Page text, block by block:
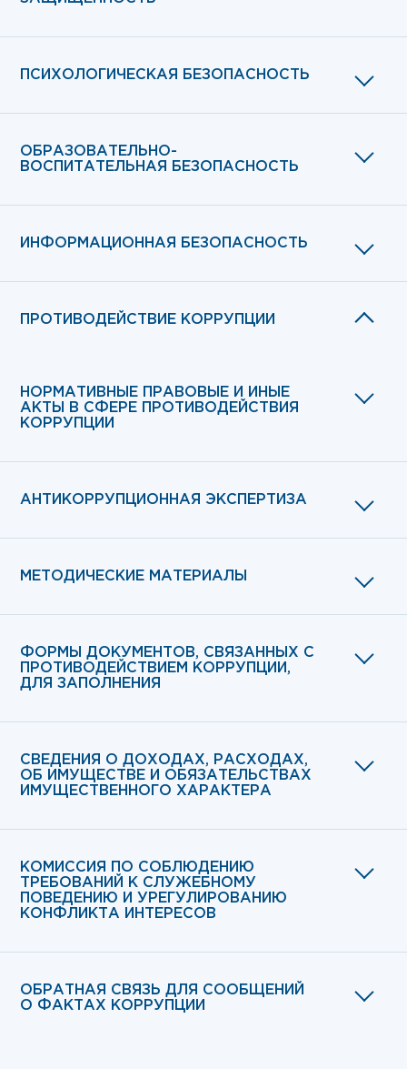
ПСИХОЛОГИЧЕСКАЯ БЕЗОПАСНОСТЬ
ОБРАЗОВАТЕЛЬНО-
ВОСПИТАТЕЛЬНАЯ БЕЗОПАСНОСТЬ
ИНФОРМАЦИОННАЯ БЕЗОПАСНОСТЬ
ПРОТИВОДЕЙСТВИЕ КОРРУПЦИИ
НОРМАТИВНЫЕ ПРАВОВЫЕ И ИНЫЕ
АКТЫ В СФЕРЕ ПРОТИВОДЕЙСТВИЯ
КОРРУПЦИИ
АНТИКОРРУПЦИОННАЯ ЭКСПЕРТИЗА
МЕТОДИЧЕСКИЕ МАТЕРИАЛЫ
ФОРМЫ ДОКУМЕНТОВ, СВЯЗАННЫХ С
ПРОТИВОДЕЙСТВИЕМ КОРРУПЦИИ,
ДЛЯ ЗАПОЛНЕНИЯ
СВЕДЕНИЯ О ДОХОДАХ, РАСХОДАХ,
ОБ ИМУЩЕСТВЕ И ОБЯЗАТЕЛЬСТВАХ
ИМУЩЕСТВЕННОГО ХАРАКТЕРА
КОМИССИЯ ПО СОБЛЮДЕНИЮ
ТРЕБОВАНИЙ К СЛУЖЕБНОМУ
ПОВЕДЕНИЮ И УРЕГУЛИРОВАНИЮ
КОНФЛИКТА ИНТЕРЕСОВ
ОБРАТНАЯ СВЯЗЬ ДЛЯ СООБЩЕНИЙ
О ФАКТАХ КОРРУПЦИИ